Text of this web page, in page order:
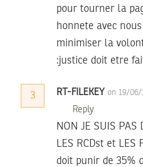
pour tourner la
honnete avec
minimiser la
:justice doit etre
3 RT-FILEKEY on 19/06/
Reply
NON JE SUIS PAS
LES RCDst et LES
doit punir de 35%